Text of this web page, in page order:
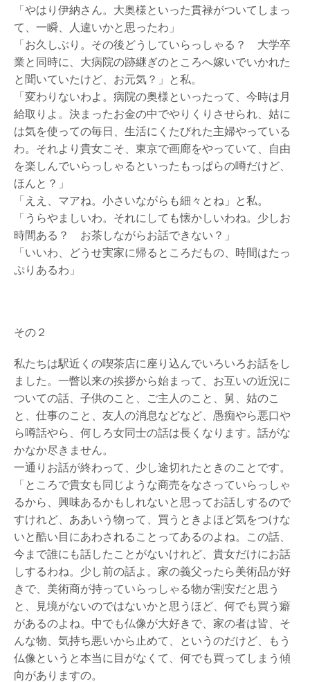
「やはり伊納さん。大奥様といった貫禄がついてしまっ
て、一瞬、人違いかと思ったわ」
「お久しぶり。その後どうしていらっしゃる？ 大学卒
業と同時に、大病院の跡継ぎのところへ嫁いでいかれた
と聞いていたけど、お元気？」と私。
「変わりないわよ。病院の奥様といったって、今時は月
給取りよ。決まったお金の中でやりくりさせられ、姑に
は気を使っての毎日、生活にくたびれた主婦やっている
わ。それより貴女こそ、東京で画廊をやっていて、自由
を楽しんでいらっしゃるといったもっぱらの噂だけど、
ほんと？」
「ええ、マアね。小さいながらも細々とね」と私。
「うらやましいわ。それにしても懐かしいわね。少しお
時間ある？ お茶しながらお話できない？」
「いいわ、どうせ実家に帰るところだもの、時間はたっ
ぷりあるわ」
その２
私たちは駅近くの喫茶店に座り込んでいろいろお話をし
ました。一瞥以来の挨拶から始まって、お互いの近況に
ついての話、子供のこと、ご主人のこと、舅、姑のこ
と、仕事のこと、友人の消息などなど、愚痴やら悪口や
ら噂話やら、何しろ女同士の話は長くなります。話がな
かなか尽きません。
一通りお話が終わって、少し途切れたときのことです。
「ところで貴女も同じような商売をなさっていらっしゃ
るから、興味あるかもしれないと思ってお話しするので
すけれど、ああいう物って、買うときよほど気をつけな
いと酷い目にあわされることってあるのよね。この話、
今まで誰にも話したことがないけれど、貴女だけにお話
しするわね。少し前の話よ。家の義父ったら美術品が好
きで、美術商が持っていらっしゃる物が割安だと思う
と、見境がないのではないかと思うほど、何でも買う癖
があるのよね。中でも仏像が大好きで、家の者は皆、そ
んな物、気持ち悪いから止めて、というのだけど、もう
仏像というと本当に目がなくて、何でも買ってしまう傾
向がありますの。